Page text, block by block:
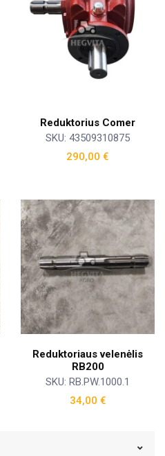
Reduktorius Comer
SKU: 43509310875
290,00 €
Reduktoriaus velenėlis
RB200
SKU: RB.PW.1000.1
34,00 €